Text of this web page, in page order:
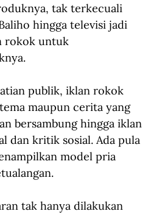
tak terkecuali
hingga televisi jadi
rokok untuk
publik, iklan rokok
maupun cerita yang
bersambung hingga iklan
dan kritik sosial. Ada pula
model pria
tak hanya dilakukan